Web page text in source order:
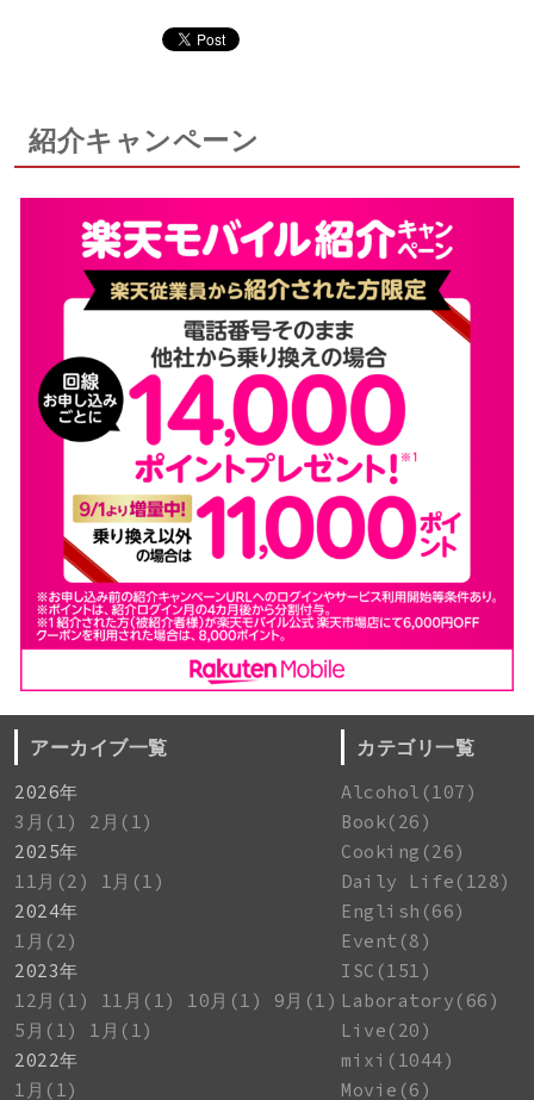
紹介キャンペーン
アーカイブ一覧
2026年
3月(1)
2月(1)
2025年
11月(2)
1月(1)
2024年
1月(2)
2023年
12月(1)
11月(1) 10月(1)
9月(1)
5月(1)
1月(1)
2022年
1月(1)
カテゴリ一覧
Alcohol(107)
Book(26)
Cooking(26)
Daily Life(128)
English(66)
Event(8)
ISC(151)
Laboratory(66)
Live(20)
mixi(1044)
Movie(6)